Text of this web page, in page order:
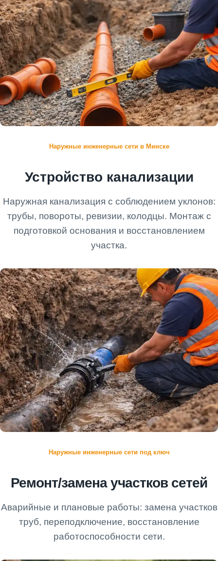
Наружные инженерные сети в Минске
Устройство канализации
Наружная канализация с соблюдением уклонов:
трубы, повороты, ревизии, колодцы. Монтаж с
подготовкой основания и восстановлением
участка.
Наружные инженерные сети под ключ
Ремонт/замена участков сетей
Аварийные и плановые работы: замена участков
труб, переподключение, восстановление
работоспособности сети.